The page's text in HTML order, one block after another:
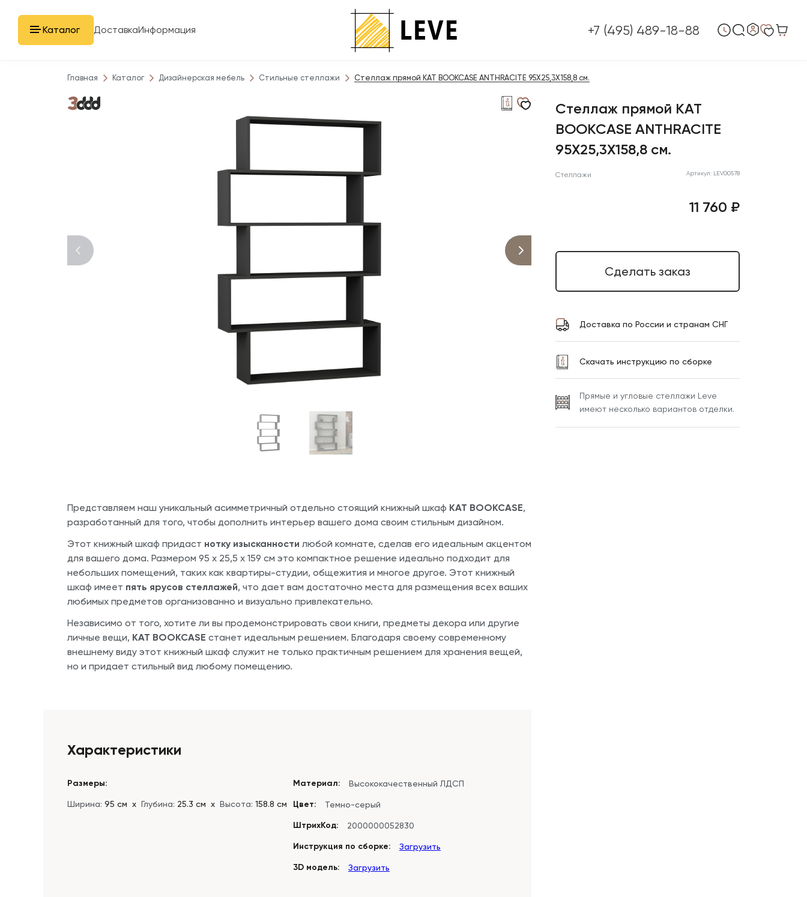
Каталог ДоставкаИнформация +7 (495) 489-18-88
Главная Каталог Дизайнерская мебель Стильные стеллажи Стеллаж прямой KAT BOOKCASE ANTHRACITE 95X25,3X158,8 см.
Представляем наш уникальный асимметричный отдельно стоящий книжный шкаф KAT BOOKCASE,
разработанный для того, чтобы дополнить интерьер вашего дома своим стильным дизайном.
Этот книжный шкаф придаст нотку изысканности любой комнате, сделав его идеальным акцентом
для вашего дома. Размером 95 x 25,5 x 159 см это компактное решение идеально подходит для
небольших помещений, таких как квартиры-студии, общежития и многое другое. Этот книжный
шкаф имеет пять ярусов стеллажей, что дает вам достаточно места для размещения всех ваших
любимых предметов организованно и визуально привлекательно.
Независимо от того, хотите ли вы продемонстрировать свои книги, предметы декора или другие
личные вещи, KAT BOOKCASE станет идеальным решением. Благодаря своему современному
внешнему виду этот книжный шкаф служит не только практичным решением для хранения вещей,
но и придает стильный вид любому помещению.
Характеристики
Размеры:
Ширина: 95 см х Глубина: 25.3 см х Высота: 158.8 см
Материал: Высококачественный ЛДСП
Цвет: Темно-серый
ШтрихКод: 2000000052830
Инструкция по сборке: Загрузить
3D модель: Загрузить
Стеллаж прямой KAT
BOOKCASE ANTHRACITE
95X25,3X158,8 см.
Стеллажи Артикул: LEV00578
11 760 ₽
Сделать заказ
Доставка по России и странам СНГ
Скачать инструкцию по сборке
Прямые и угловые стеллажи Leve
имеют несколько вариантов отделки.